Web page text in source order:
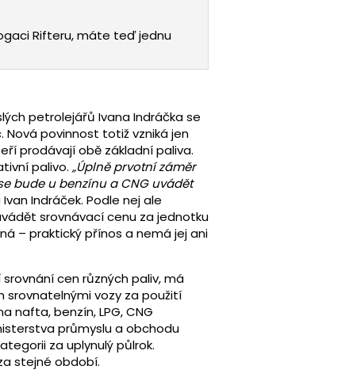
Rifteru, máte teď jednu
petrolejářů Ivana Indráčka se
povinnost totiž vzniká jen
prodávají obě základní paliva.
palivo. „Úplně prvotní záměr
bude u benzínu a CNG uvádět
Indráček. Podle nej ale
srovnávací cenu za jednotku
– praktický přínos a nemá jej ani
cen různých paliv, má
srovnatelnými vozy za použití
nafta, benzín, LPG, CNG
průmyslu a obchodu
za uplynulý půlrok.
stejné období.